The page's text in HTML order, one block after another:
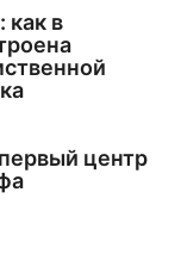
как в
центр